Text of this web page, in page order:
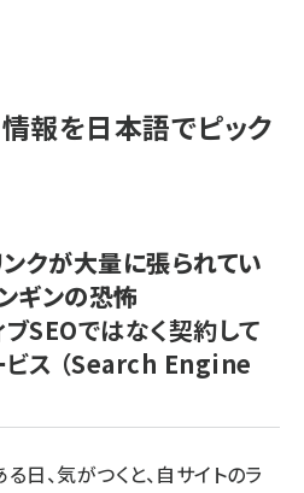
報を日本語でピック
クが大量に張られてい
ギンの恐怖
ブSEOではなく契約して
ス （Search Engine
日、気がつくと、自サイトのラ